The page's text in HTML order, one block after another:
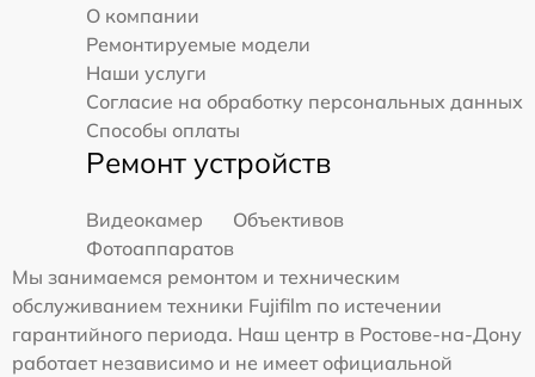
О компании
Ремонтируемые модели
Наши услуги
Согласие на обработку персональных данных
Способы оплаты
Ремонт устройств
Видеокамер
Объективов
Фотоаппаратов
Мы занимаемся ремонтом и техническим
обслуживанием техники Fujifilm по истечении
гарантийного периода. Наш центр в Ростове-на-Дону
работает независимо и не имеет официальной